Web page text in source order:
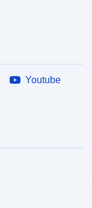
Youtube